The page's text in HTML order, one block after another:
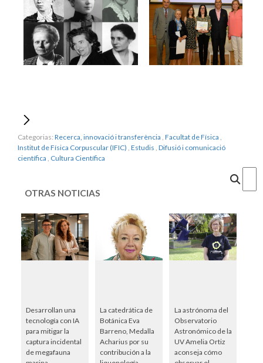
Categorias: Recerca, innovació i transferència Facultat de Física
Institut de Física Corpuscular (IFIC) Estudis Difusió i comunicació
científica Cultura Científica
OTRAS NOTICIAS
Desarrollan una
tecnología con IA
para mitigar la
captura incidental
de megafauna
La catedrática de
Botánica Eva
Barreno, Medalla
Acharius por su
contribución a la
La astrónoma del
Observatorio
Astronómico de la
UV Amelia Ortiz
aconseja cómo